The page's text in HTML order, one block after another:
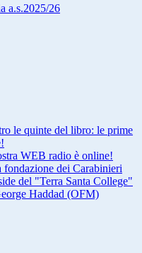
a.s.2025/26
le quinte del libro: le prime
WEB radio è online!
fondazione dei Carabinieri
del "Terra Santa College"
Haddad (OFM)